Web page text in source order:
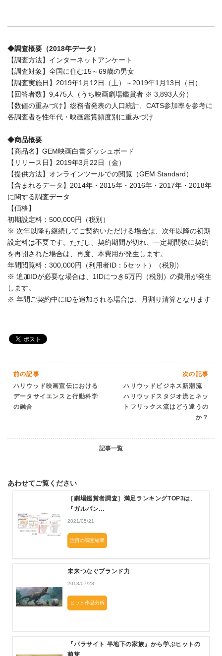
◆調査概要（2018年データ）
【調査方法】インターネットアンケート
【調査対象】全国に住む15～69歳の男女
【調査実施日】2019年1月12日（土）～2019年1月13日（日）
【回答者数】9,475人（うち映画劇場鑑賞者 ※ 3,893人分）
【数値の重みづけ】総務省発表の人口統計、CATS参加率を参考に
各調査者を性年代・映画鑑賞頻度別に重みづけ
◆商品概要
【商品名】GEM映画白書ダッシュボード
【リリース日】2019年3月22日（金）
【提供方法】オンラインツールでの閲覧（GEM Standard）
【含まれるデータ】2014年・2015年・2016年・2017年・2018年
に関する調査データ
【価格】
初期設定料：500,000円（税別）
※ 次年以降も継続してご契約いただける場合は、次年以降の初期
設定料は不要です。ただし、契約期間が切れ、一定期間後に契約
を再開された場合は、再度、本費用が発生します。
年間閲覧料：300,000円（利用者ID：5セット）（税別）
※ 追加IDが必要な場合は、1IDにつき6万円（税別）の費用が発生
します。
※ 年間ご契約中にIDを追加される場合は、月割り清算となります
前の記事
ハリウッド映画宣伝における
データサイエンスと行動科学
の融合
次の記事
ハリウッドビジネス新潮流
ハリウッドスタジオ流とネッ
トフリックス流はどう違うの
か？
記事一覧
あわせてご覧ください
［劇場鑑賞者調査］満足ランキングTOP3は、
『ガルパン...
2021/05/21
注目の調査結果
未来つなぐブランド力
2018/07/28
ヒット作品分析
『パラサイト 半地下の家族』から学ぶヒットの
萌芽